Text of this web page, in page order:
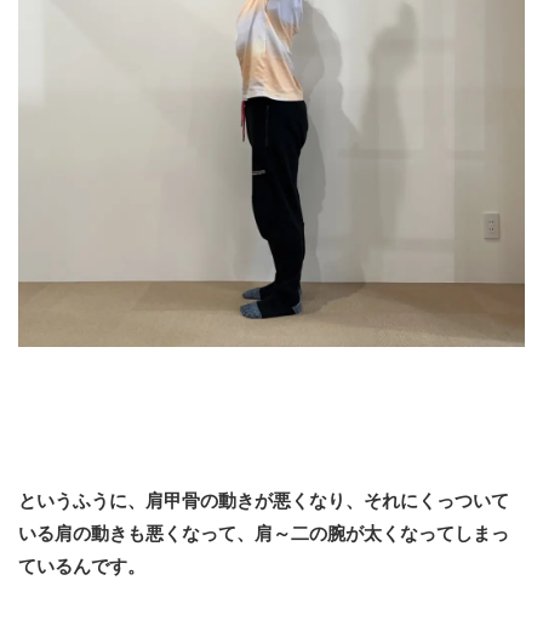
というふうに、肩甲骨の動きが悪くなり、それにくっついて
いる肩の動きも悪くなって、肩～二の腕が太くなってしまっ
ているんです。